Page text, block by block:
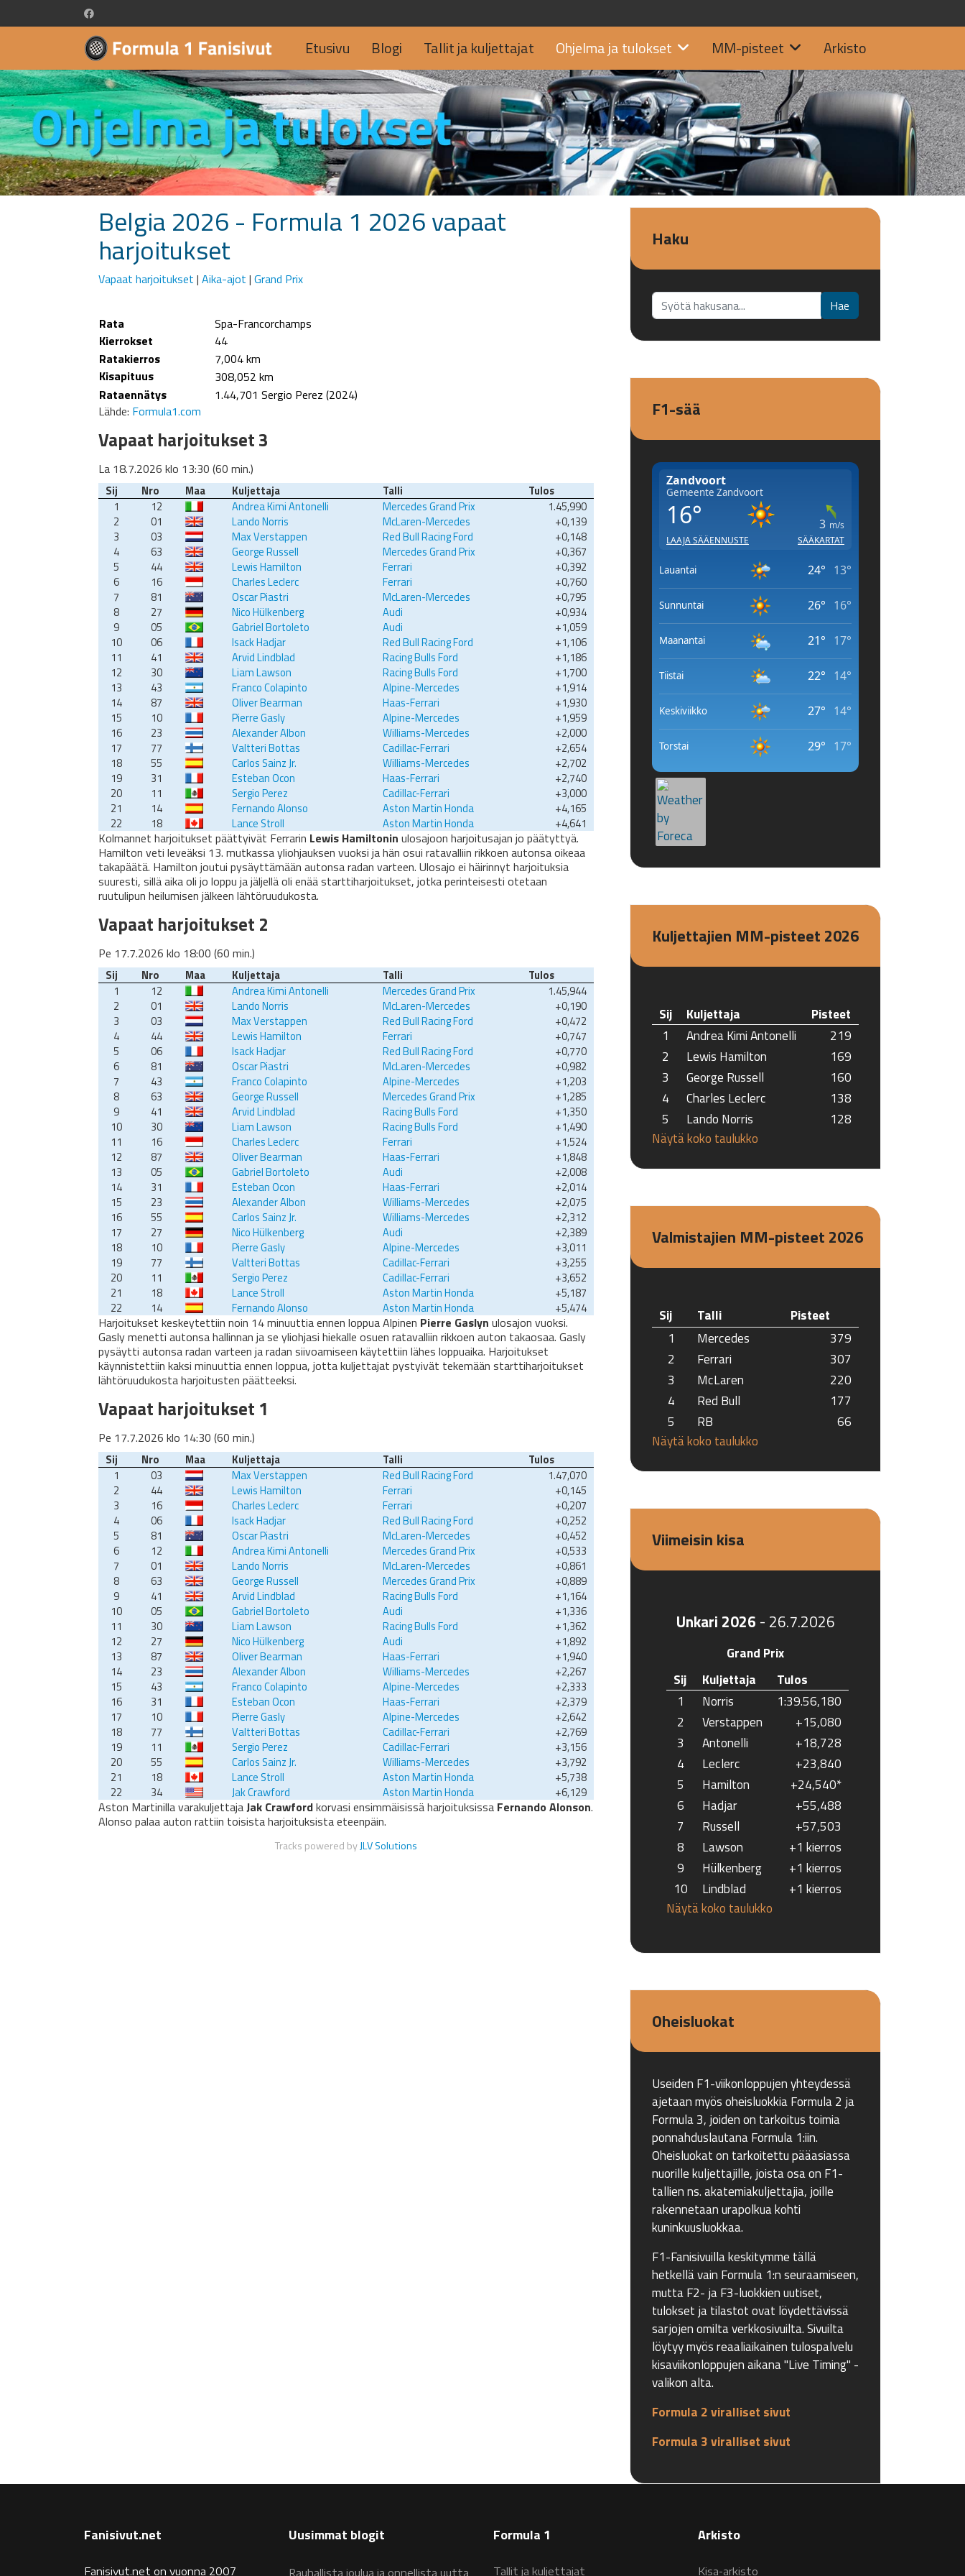
Etusivu Blogi Tallit ja kuljettajat Ohjelma ja tulokset MM-pisteet Arkisto
Belgia 2026 - Formula 1 2026 vapaat
harjoitukset
Vapaat harjoitukset | Aika-ajot | Grand Prix
Rata
Spa-Francorchamps
Kierrokset
44
Ratakierros
7,004 km
Kisapituus
308,052 km
Rataennätys
1.44,701 Sergio Perez (2024)
Lähde: Formula1.com
Vapaat harjoitukset 3
La 18.7.2026 klo 13:30 (60 min.)
Sij Nro Maa Kuljettaja Talli
Tulos
1
12 Andrea Kimi Antonelli Mercedes Grand Prix
1.45,990
2
01 Lando Norris McLaren-Mercedes
+0,139
3
03 Max Verstappen Red Bull Racing Ford
+0,148
4
63 George Russell Mercedes Grand Prix
+0,367
5
44 Lewis Hamilton Ferrari
+0,392
6
16 Charles Leclerc Ferrari
+0,760
7
81 Oscar Piastri McLaren-Mercedes
+0,795
8
27 Nico Hülkenberg Audi
+0,934
9
05 Gabriel Bortoleto Audi
+1,059
10
06 Isack Hadjar Red Bull Racing Ford
+1,106
11
41 Arvid Lindblad Racing Bulls Ford
+1,186
12
30 Liam Lawson Racing Bulls Ford
+1,700
13
43 Franco Colapinto Alpine-Mercedes
+1,914
14
87 Oliver Bearman Haas-Ferrari
+1,930
15
10 Pierre Gasly Alpine-Mercedes
+1,959
16
23 Alexander Albon Williams-Mercedes
+2,000
17
77 Valtteri Bottas Cadillac-Ferrari
+2,654
18
55 Carlos Sainz Jr. Williams-Mercedes
+2,702
19
31 Esteban Ocon Haas-Ferrari
+2,740
20
11 Sergio Perez Cadillac-Ferrari
+3,000
21
14 Fernando Alonso Aston Martin Honda
+4,165
22
18 Lance Stroll Aston Martin Honda +4,641
Kolmannet harjoitukset päättyivät Ferrarin Lewis Hamiltonin ulosajoon harjoitusajan jo päätyttyä.
Hamilton veti leveäksi 13. mutkassa yliohjauksen vuoksi ja hän osui ratavalliin rikkoen autonsa oikeaa
takapäätä. Hamilton joutui pysäyttämään autonsa radan varteen. Ulosajo ei häirinnyt harjoituksia
suuresti, sillä aika oli jo loppu ja jäljellä oli enää starttiharjoitukset, jotka perinteisesti otetaan
ruutulipun heilumisen jälkeen lähtöruudukosta.
Vapaat harjoitukset 2
Pe 17.7.2026 klo 18:00 (60 min.)
Sij Nro Maa Kuljettaja Talli
Tulos
1
12 Andrea Kimi Antonelli Mercedes Grand Prix
1.45,944
2
01 Lando Norris McLaren-Mercedes
+0,190
3
03 Max Verstappen Red Bull Racing Ford
+0,472
4
44 Lewis Hamilton Ferrari
+0,747
5
06 Isack Hadjar Red Bull Racing Ford
+0,770
6
81 Oscar Piastri McLaren-Mercedes
+0,982
7
43 Franco Colapinto Alpine-Mercedes
+1,203
8
63 George Russell Mercedes Grand Prix
+1,285
9
41 Arvid Lindblad Racing Bulls Ford
+1,350
10
30 Liam Lawson Racing Bulls Ford
+1,490
11
16 Charles Leclerc Ferrari
+1,524
12
87 Oliver Bearman Haas-Ferrari
+1,848
13
05 Gabriel Bortoleto Audi
+2,008
14
31 Esteban Ocon Haas-Ferrari
+2,014
15
23 Alexander Albon Williams-Mercedes
+2,075
16
55 Carlos Sainz Jr. Williams-Mercedes
+2,312
17
27 Nico Hülkenberg Audi
+2,389
18
10 Pierre Gasly Alpine-Mercedes
+3,011
19
77 Valtteri Bottas Cadillac-Ferrari
+3,255
20
11 Sergio Perez Cadillac-Ferrari
+3,652
21
18 Lance Stroll Aston Martin Honda
+5,187
22
14 Fernando Alonso Aston Martin Honda +5,474
Harjoitukset keskeytettiin noin 14 minuuttia ennen loppua Alpinen Pierre Gaslyn ulosajon vuoksi.
Gasly menetti autonsa hallinnan ja se yliohjasi hiekalle osuen ratavalliin rikkoen auton takaosaa. Gasly
pysäytti autonsa radan varteen ja radan siivoamiseen käytettiin lähes loppuaika. Harjoitukset
käynnistettiin kaksi minuuttia ennen loppua, jotta kuljettajat pystyivät tekemään starttiharjoitukset
lähtöruudukosta harjoitusten päätteeksi.
Vapaat harjoitukset 1
Pe 17.7.2026 klo 14:30 (60 min.)
Sij Nro Maa Kuljettaja Talli
Tulos
1
03 Max Verstappen Red Bull Racing Ford
1.47,070
2
44 Lewis Hamilton Ferrari
+0,145
3
16 Charles Leclerc Ferrari
+0,207
4
06 Isack Hadjar Red Bull Racing Ford
+0,252
5
81 Oscar Piastri McLaren-Mercedes
+0,452
6
12 Andrea Kimi Antonelli Mercedes Grand Prix
+0,533
7
01 Lando Norris McLaren-Mercedes
+0,861
8
63 George Russell Mercedes Grand Prix
+0,889
9
41 Arvid Lindblad Racing Bulls Ford
+1,164
10
05 Gabriel Bortoleto Audi
+1,336
11
30 Liam Lawson Racing Bulls Ford
+1,362
12
27 Nico Hülkenberg Audi
+1,892
13
87 Oliver Bearman Haas-Ferrari
+1,940
14
23 Alexander Albon Williams-Mercedes
+2,267
15
43 Franco Colapinto Alpine-Mercedes
+2,333
16
31 Esteban Ocon Haas-Ferrari
+2,379
17
10 Pierre Gasly Alpine-Mercedes
+2,642
18
77 Valtteri Bottas Cadillac-Ferrari
+2,769
19
11 Sergio Perez Cadillac-Ferrari
+3,156
20
55 Carlos Sainz Jr. Williams-Mercedes
+3,792
21
18 Lance Stroll Aston Martin Honda
+5,738
22
34 Jak Crawford Aston Martin Honda +6,129
Aston Martinilla varakuljettajaJak Crawfordkorvasi ensimmäisissä harjoituksissa Fernando Alonson.
Alonso palaa auton rattiin toisista harjoituksista eteenpäin.
Tracks powered byJLV Solutions
Haku
Etsi... Hae
F1-sää
Kuljettajien MM-pisteet 2026
Sij Kuljettaja
Pisteet
1
Andrea Kimi Antonelli
219
2
Lewis Hamilton
169
3
George Russell
160
4
Charles Leclerc
138
5
Lando Norris
128
Näytä koko taulukko
Valmistajien MM-pisteet 2026
Sij Talli
Pisteet
1
Mercedes
379
2
Ferrari
307
3
McLaren
220
4
Red Bull
177
5
RB
66
Näytä koko taulukko
Viimeisin kisa
Unkari 2026 - 26.7.2026
Grand Prix
Sij
Kuljettaja
Tulos
1
Norris
1:39.56,180
2
Verstappen
+15,080
3
Antonelli
+18,728
4
Leclerc
+23,840
5
Hamilton
+24,540*
6
Hadjar
+55,488
7
Russell
+57,503
8
Lawson
+1 kierros
9
Hülkenberg
+1 kierros
10
Lindblad
+1 kierros
Näytä koko taulukko
Oheisluokat
Useiden F1-viikonloppujen yhteydessä
ajetaan myös oheisluokkia Formula 2 ja
Formula 3, joiden on tarkoitus toimia
ponnahduslautana Formula 1:iin.
Oheisluokat on tarkoitettu pääasiassa
nuorille kuljettajille, joista osa on F1-
tallien ns. akatemiakuljettajia, joille
rakennetaan urapolkua kohti
kuninkuusluokkaa.
F1-Fanisivuilla keskitymme tällä
hetkellä vain Formula 1:n seuraamiseen,
mutta F2- ja F3-luokkien uutiset,
tulokset ja tilastot ovat löydettävissä
sarjojen omilta verkkosivuilta. Sivuilta
löytyy myös reaaliaikainen tulospalvelu
kisaviikonloppujen aikana "Live Timing" -
valikon alta.
Formula 2 viralliset sivut
Formula 3 viralliset sivut
Fanisivut.net
Fanisivut.net on vuonna 2007
Uusimmat blogit
Rauhallista joulua ja onnellista uutta
Formula 1
Tallit ja kuljettajat
Arkisto
Kisa-arkisto